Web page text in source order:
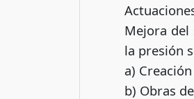
Mejora del
la presión
a)
b) Obras